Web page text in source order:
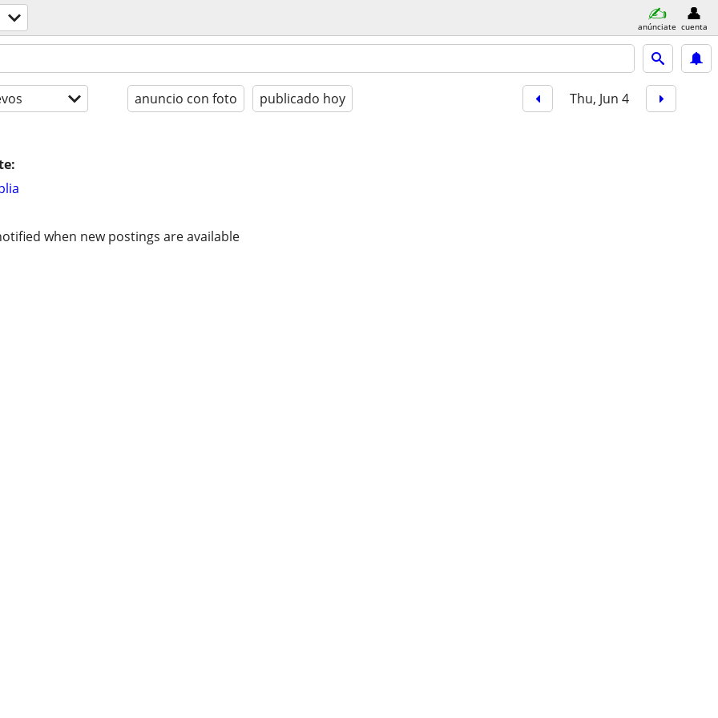
anúnciate cuenta
anuncio con foto publicado hoy Thu, Jun 4
when new postings are available